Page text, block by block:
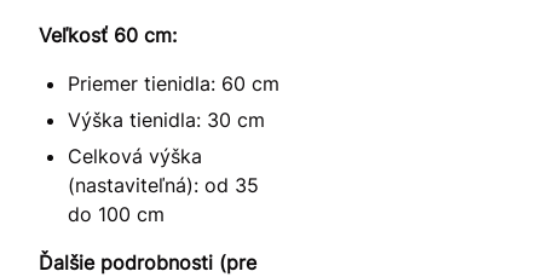
Veľkosť 60 cm:
Priemer tienidla: 60 cm
Výška tienidla: 30 cm
Celková výška
(nastaviteľná): od 35
do 100 cm
Ďalšie podrobnosti (pre